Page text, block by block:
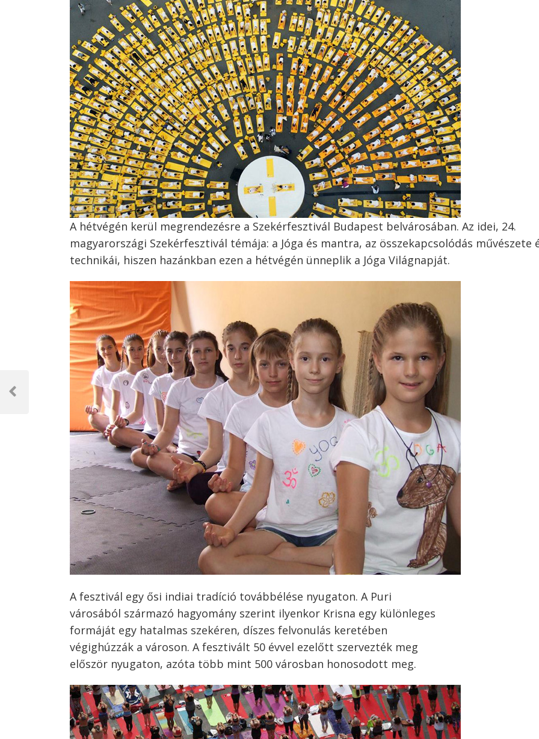
A hétvégén kerül megrendezésre a Szekérfesztivál Budapest belvárosában. Az idei, 24.
magyarországi Szekérfesztivál témája: a Jóga és mantra, az összekapcsolódás művészete
technikái, hiszen hazánkban ezen a hétvégén ünneplik a Jóga Világnapját.
A fesztivál egy ősi indiai tradíció továbbélése nyugaton. A Puri
városából származó hagyomány szerint ilyenkor Krisna egy különleges
formáját egy hatalmas szekéren, díszes felvonulás keretében
végighúzzák a városon. A fesztivált 50 évvel ezelőtt szervezték meg
először nyugaton, azóta több mint 500 városban honosodott meg.
navigáció
Previous